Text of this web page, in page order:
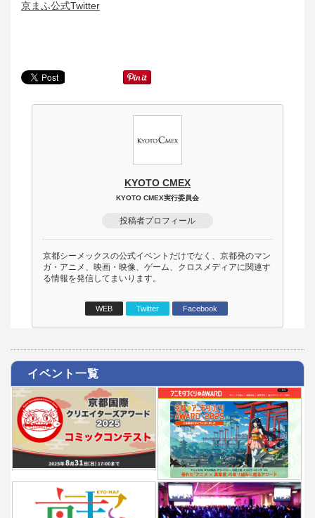
京まふ公式Twitter
KYOTO CMEX
KYOTO CMEX実行委員会
投稿者プロフィール
京都シーメックスの公式イベントだけでなく、京都発のマン
ガ・アニメ、映画・映像、ゲーム、クロスメディアに関連す
る情報を発信してまいります。
WEB Twitter Facebook
イベント一覧